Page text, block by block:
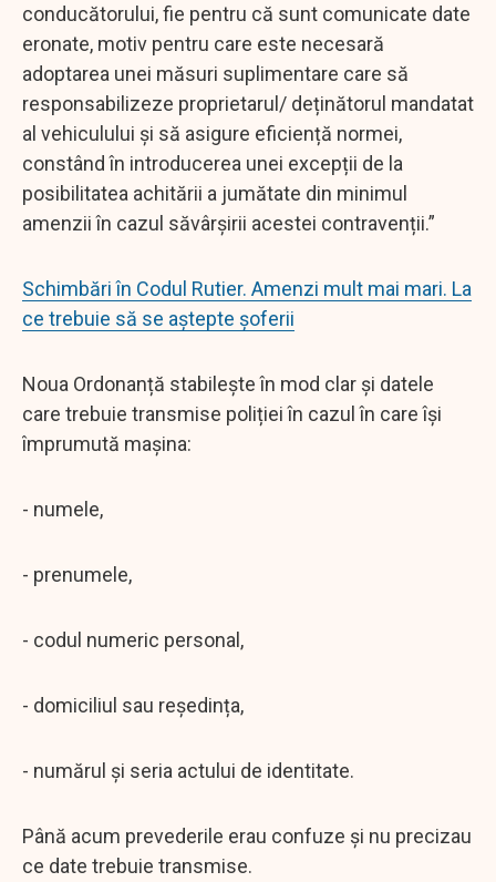
conducătorului, fie pentru că sunt comunicate date
eronate, motiv pentru care este necesară
adoptarea unei măsuri suplimentare care să
responsabilizeze proprietarul/ deținătorul mandatat
al vehiculului și să asigure eficiență normei,
constând în introducerea unei excepții de la
posibilitatea achitării a jumătate din minimul
amenzii în cazul săvârșirii acestei contravenții.”
Schimbări în Codul Rutier. Amenzi mult mai mari. La
ce trebuie să se aștepte șoferii
Noua Ordonanță stabilește în mod clar și datele
care trebuie transmise poliției în cazul în care își
împrumută mașina:
- numele,
- prenumele,
- codul numeric personal,
- domiciliul sau reședința,
- numărul și seria actului de identitate.
Până acum prevederile erau confuze și nu precizau
ce date trebuie transmise.